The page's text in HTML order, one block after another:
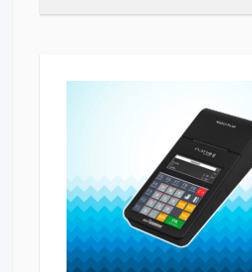
READ MORE